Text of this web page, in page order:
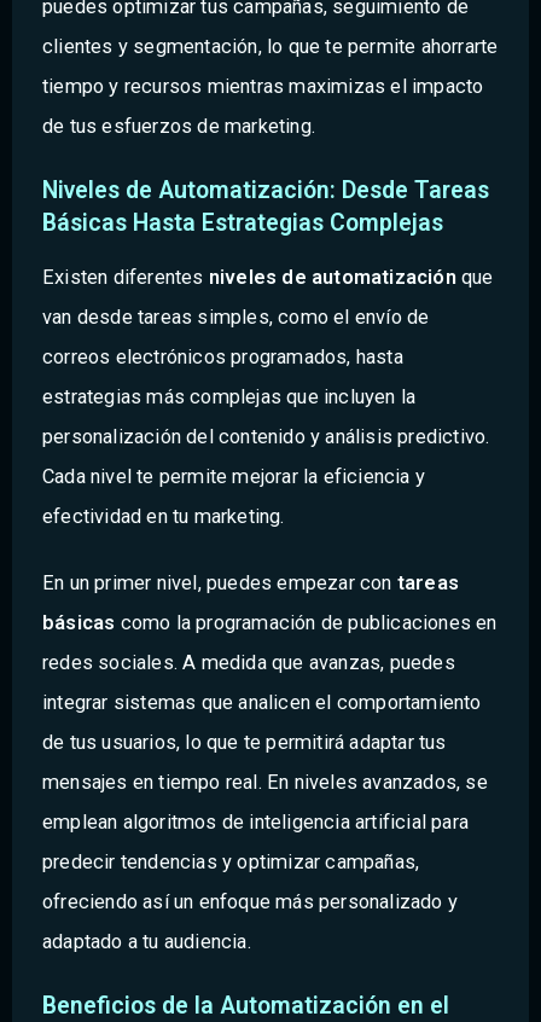
puedes optimizar tus campañas, seguimiento de
clientes y segmentación, lo que te permite ahorrarte
tiempo y recursos mientras maximizas el impacto
de tus esfuerzos de marketing.
Niveles de Automatización: Desde Tareas
Básicas Hasta Estrategias Complejas
Existen diferentes niveles de automatizaciónque
van desde tareas simples, como el envío de
correos electrónicos programados, hasta
estrategias más complejas que incluyen la
personalización del contenido y análisis predictivo.
Cada nivel te permite mejorar la eficiencia y
efectividad en tu marketing.
En un primer nivel, puedes empezar con tareas
básicas como la programación de publicaciones en
redes sociales. A medida que avanzas, puedes
integrar sistemas que analicen el comportamiento
de tus usuarios, lo que te permitirá adaptar tus
mensajes en tiempo real. En niveles avanzados, se
emplean algoritmos de inteligencia artificial para
predecir tendencias y optimizar campañas,
ofreciendo así un enfoque más personalizado y
adaptado a tu audiencia.
Beneficios de la Automatización en el